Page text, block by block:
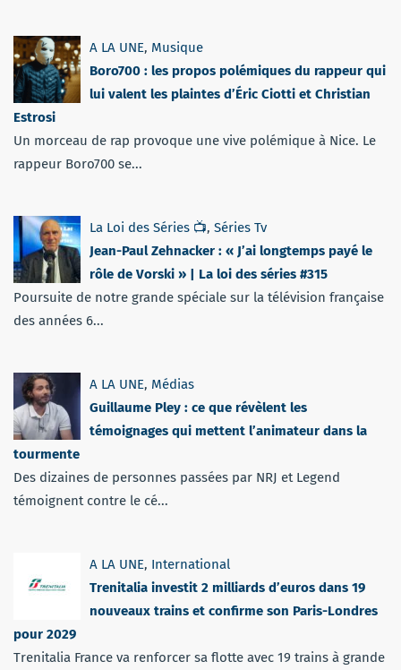
A LA UNE, Musique
Boro700 : les propos polémiques du rappeur qui
lui valent les plaintes d’Éric Ciotti et Christian
Estrosi
Un morceau de rap provoque une vive polémique à Nice. Le
rappeur Boro700 se...
La Loi des Séries 📺, Séries Tv
Jean-Paul Zehnacker : « J’ai longtemps payé le
rôle de Vorski » | La loi des séries #315
Poursuite de notre grande spéciale sur la télévision française
des années 6...
A LA UNE, Médias
Guillaume Pley : ce que révèlent les
témoignages qui mettent l’animateur dans la
tourmente
Des dizaines de personnes passées par NRJ et Legend
témoignent contre le cé...
A LA UNE, International
Trenitalia investit 2 milliards d’euros dans 19
nouveaux trains et confirme son Paris-Londres
pour 2029
Trenitalia France va renforcer sa flotte avec 19 trains à grande